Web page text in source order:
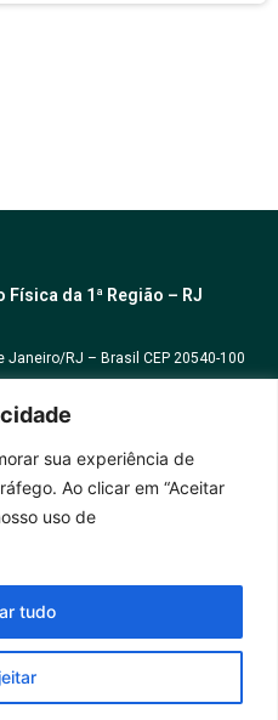
sua experiência de
Ao clicar em “Aceitar
uso de
tudo
da 1ª Região – RJ
Janeiro/RJ – Brasil CEP 20540-100